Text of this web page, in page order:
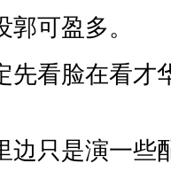
可盈多。
看脸在看才
只是演一些